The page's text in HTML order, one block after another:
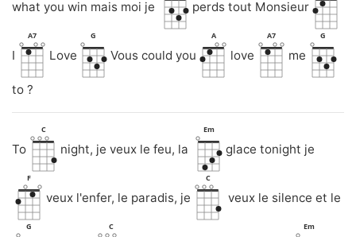
what you win mais moi je perds tout Monsieur
I
A7
Love
G
Vous could you
A
love
A7
me
G
to ?
To
C
night, je veux le feu, la
Em
glace tonight je
F
veux l'enfer, le paradis, je
C
veux le silence et le
G C Em